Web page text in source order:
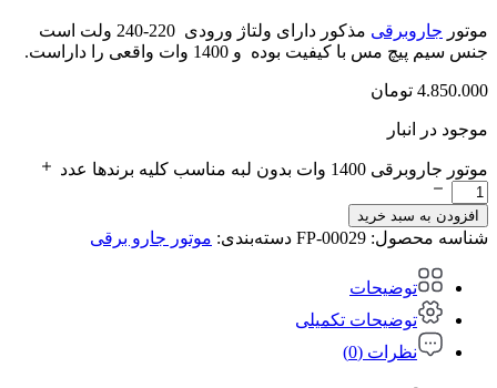
موتور جاروبرقی
مذکور دارای ولتاژ ورودی 220-240 ولت است
جنس سیم پیچ مس با کیفیت بوده و 1400 وات واقعی را داراست.
4.850.000 تومان
موجود در انبار
موتور جاروبرقی 1400 وات بدون لبه مناسب کلیه برندها عدد
افزودن به سبد خرید
شناسه محصول: FP-00029 دسته‌بندی: موتور جارو برقی
توضیحات
توضیحات تکمیلی
نظرات (0)